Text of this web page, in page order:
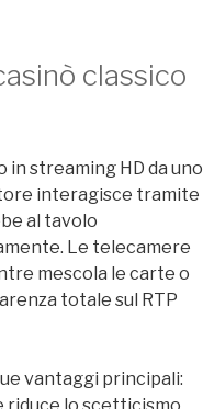
classico
in streaming HD da uno
interagisce tramite
al tavolo
Le telecamere
mescola le carte o
totale sul RTP
vantaggi principali: